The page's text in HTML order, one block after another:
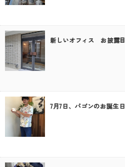
新しいオフィス お披露目
7月7日、パゴンのお誕生日